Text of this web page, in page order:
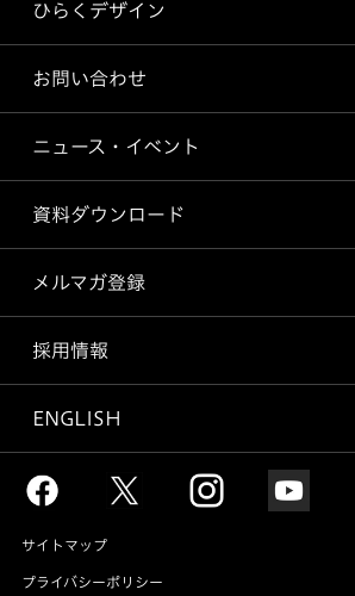
ひらくデザイン
お問い合わせ
ニュース・イベント
資料ダウンロード
メルマガ登録
採用情報
ENGLISH
サイトマップ
プライバシーポリシー